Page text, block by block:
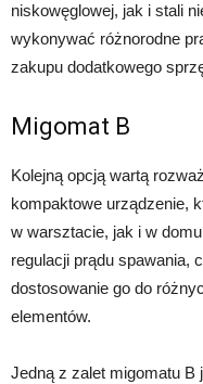
niskowęglowej, jak i stali
wykonywać różnorodne
zakupu dodatkowego
Migomat B
Kolejną opcją wartą
kompaktowe urządzenie,
w warsztacie, jak i w
regulacji prądu spawania,
dostosowanie go do
elementów.
Jedną z zalet migomatu B